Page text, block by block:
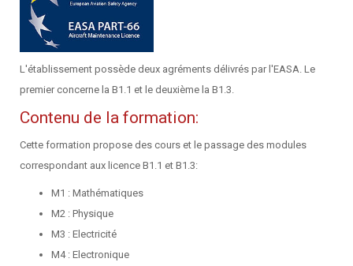
L'établissement possède deux agréments délivrés par l'EASA. Le
premier concerne la B1.1 et le deuxième la B1.3.
Contenu de la formation:
Cette formation propose des cours et le passage des modules
correspondant aux licence B1.1 et B1.3:
M1 : Mathématiques
M2 : Physique
M3 : Electricité
M4 : Electronique